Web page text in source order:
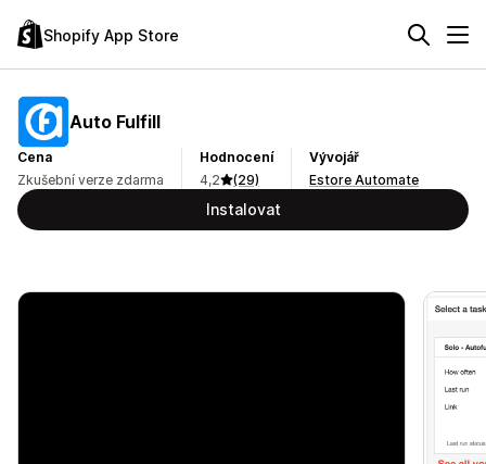
Shopify App Store
Auto Fulfill
Cena
Zkušební verze zdarma
Hodnocení
4,2
(29)
Vývojář
Estore Automate
Instalovat